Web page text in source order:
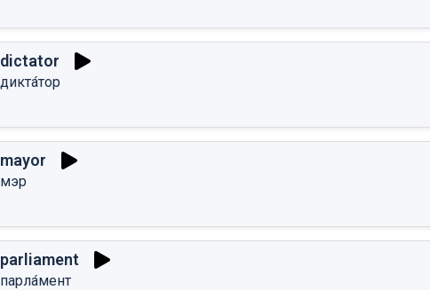
dictator
дикта́тор
mayor
мэр
parliament
парла́мент